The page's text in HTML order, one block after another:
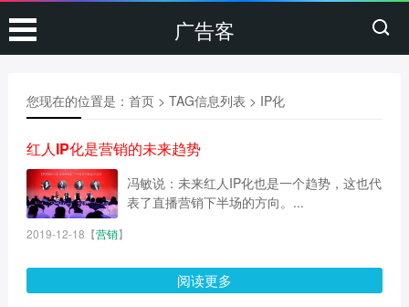
广告客
您现在的位置是： 首页> TAG信息列表 > IP化
红人IP化是营销的未来趋势
冯敏说：未来红人IP化也是一个趋势，这也代
表了直播营销下半场的方向。...
2019-12-18 【营销】
阅读更多